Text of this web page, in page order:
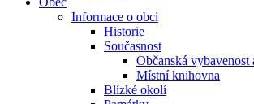
Informace o obci
Historie
Současnost
Občanská vybavenost
Místní knihovna
Blízké okolí